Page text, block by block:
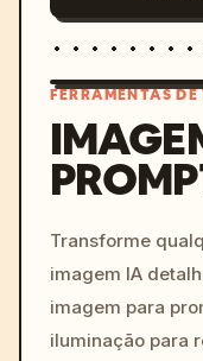
FERRAMENTAS
Transforme
imagem IA
imagem para
iluminação para